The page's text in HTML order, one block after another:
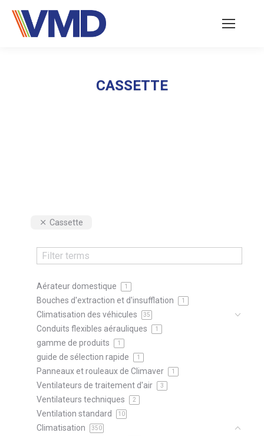
CASSETTE
Cassette
Aérateur domestique 1
Bouches d'extraction et d'insufflation 1
Climatisation des véhicules 35
Conduits flexibles aérauliques 1
gamme de produits 1
guide de sélection rapide 1
Panneaux et rouleaux de Climaver 1
Ventilateurs de traitement d'air 3
Ventilateurs techniques 2
Ventilation standard 10
Climatisation 350